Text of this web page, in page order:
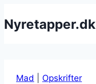
til
Nyretapper.dk
Mad Opskrifter